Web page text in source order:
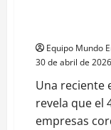
Equipo Mundo
30 de abril de 2026
Una reciente
revela que el
empresas